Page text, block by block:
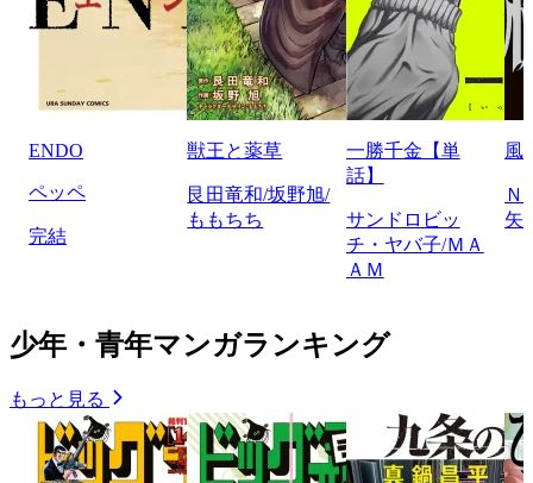
ENDO
ペッペ
完結
獣王と薬草
艮田竜和/坂野旭/
ももちち
一勝千金【単
話】
サンドロビッ
チ・ヤバ子/ＭＡ
ＡＭ
風
Ｎ
矢
少年・青年マンガランキング
もっと見る